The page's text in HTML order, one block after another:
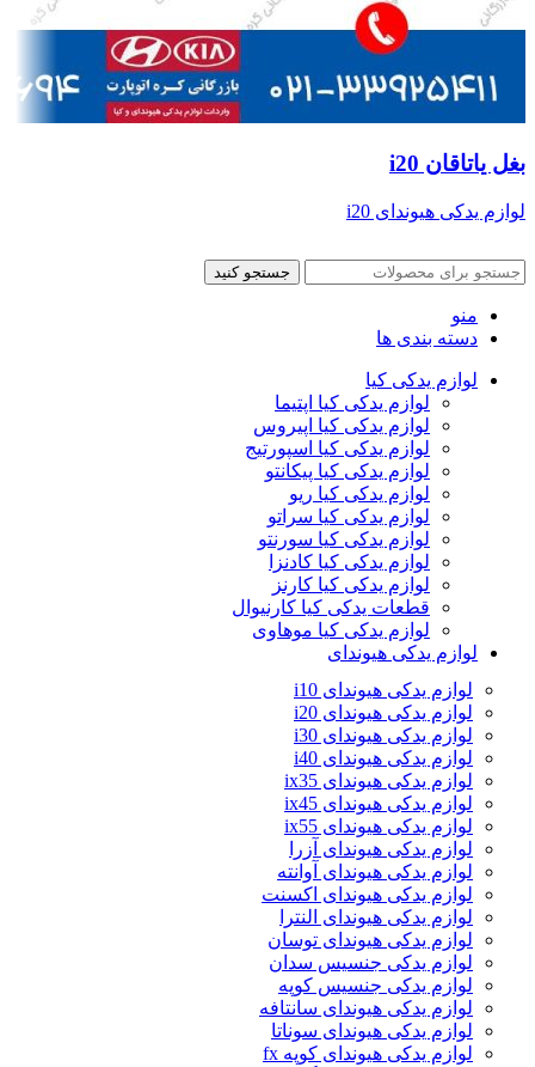
بغل یاتاقان i20
لوازم یدکی هیوندای i20
جستجو کنید
منو
دسته بندی ها
لوازم یدکی کیا
لوازم یدکی کیا اپتیما
لوازم یدکی کیا اپیروس
لوازم یدکی کیا اسپورتیج
لوازم یدکی کیا پیکانتو
لوازم یدکی کیا ریو
لوازم یدکی کیا سراتو
لوازم یدکی کیا سورنتو
لوازم یدکی کیا کادنزا
لوازم یدکی کیا کارنز
قطعات یدکی کیا کارنیوال
لوازم یدکی کیا موهاوی
لوازم یدکی هیوندای
لوازم یدکی هیوندای i10
لوازم یدکی هیوندای i20
لوازم یدکی هیوندای i30
لوازم یدکی هیوندای i40
لوازم یدکی هیوندای ix35
لوازم یدکی هیوندای ix45
لوازم یدکی هیوندای ix55
لوازم یدکی هیوندای آزرا
لوازم یدکی هیوندای آوانته
لوازم یدکی هیوندای اکسنت
لوازم یدکی هیوندای النترا
لوازم یدکی هیوندای توسان
لوازم یدکی جنسیس سدان
لوازم یدکی جنسیس کوپه
لوازم یدکی هیوندای سانتافه
لوازم یدکی هیوندای سوناتا
لوازم یدکی هیوندای کوپه fx